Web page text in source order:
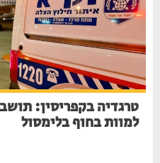
למוות בחוף בלימסול